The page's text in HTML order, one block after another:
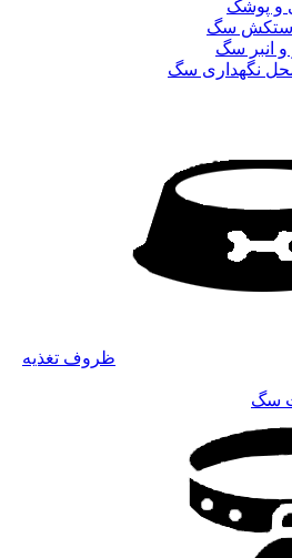
و پوشک
سگ
و انبر سگ
نگهداری سگ
ظروف تغذیه
سگ